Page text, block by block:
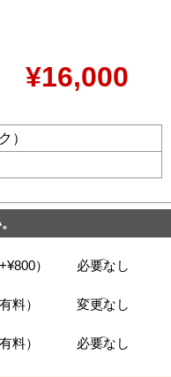
¥16,000
）
） 必要なし
料） 変更なし
料） 必要なし